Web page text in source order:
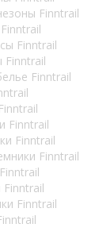
Finntrail
Finntrail
Finntrail
Finntrail
Finntrail
Finntrail
Finntrail